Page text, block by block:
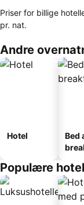
Priser for billige
pr. nat.
Andre
Hotel
Bed
Populære